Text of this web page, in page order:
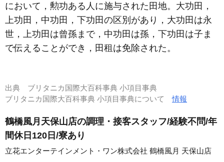
において，勲功ある人に施与された田地。大功田，
上功田，中功田，下功田の区別があり，大功田は永
世，上功田は曾孫まで，中功田は孫，下功田は子ま
で伝えることができ，田租は免除された。
出典 ブリタニカ国際大百科事典 小項目事典
ブリタニカ国際大百科事典 小項目事典について情報
鶴橋風月天保山店の調理・接客スタッフ/経験不問/年
間休日120日/寮あり
立花エンターテインメント・ワン株式会社 鶴橋風月 天保山店